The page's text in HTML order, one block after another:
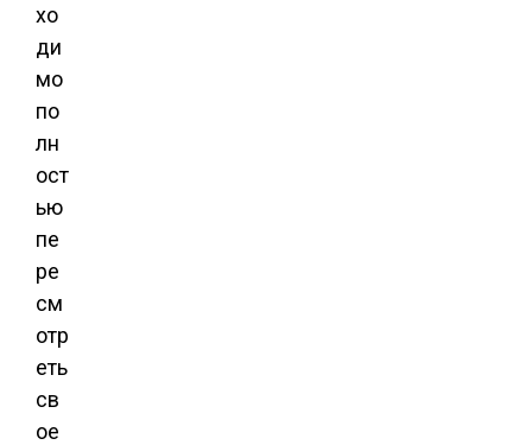
хо
ди
мо
по
лн
ост
ью
пе
ре
см
отр
еть
св
ое